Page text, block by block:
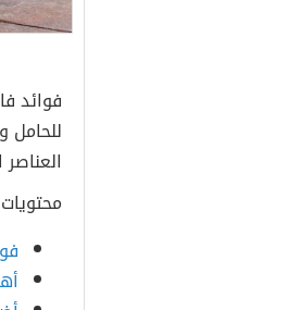
فوائد
للحامل